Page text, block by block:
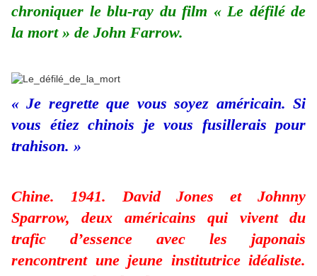
chroniquer le blu-ray du film « Le défilé de
la mort » de John Farrow.
« Je regrette que vous soyez américain. Si
vous étiez chinois je vous fusillerais pour
trahison. »
Chine. 1941. David Jones et Johnny
Sparrow, deux américains qui vivent du
trafic d’essence avec les japonais
rencontrent une jeune institutrice idéaliste.